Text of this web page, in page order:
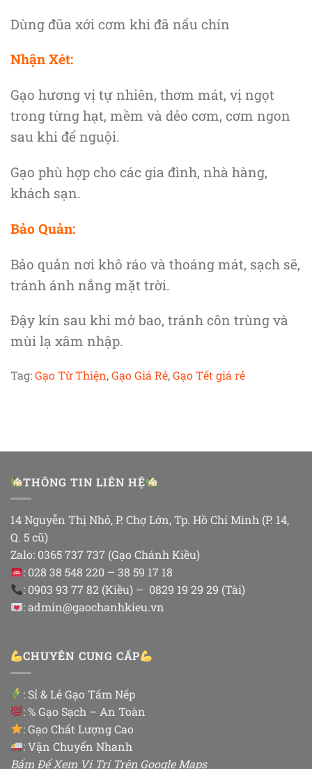
Dùng đũa xới cơm khi đã nấu chín
Nhận Xét:
Gạo hương vị tự nhiên, thơm mát, vị ngọt
trong từng hạt, mềm và dẻo cơm, cơm ngon
sau khi để nguội.
Gạo phù hợp cho các gia đình, nhà hàng,
khách sạn.
Bảo Quản:
Bảo quản nơi khô ráo và thoáng mát, sạch sẽ,
tránh ánh nắng mặt trời.
Đậy kín sau khi mở bao, tránh côn trùng và
mùi lạ xâm nhập.
Tag:Gạo Từ Thiện,Gạo Giá Rẻ,Gạo Tết giá rẻ
THÔNG TIN LIÊN HỆ
14 Nguyễn Thị Nhỏ, P. Chợ Lớn, Tp. Hồ Chí Minh (P. 14,
Q. 5 cũ)
Zalo: 0365 737 737 (Gạo Chánh Kiều)
: 028 38 548 220 – 38 59 17 18
: 0903 93 77 82 (Kiều) – 0829 19 29 29 (Tài)
: admin@gaochanhkieu.vn
CHUYÊN CUNG CẤP
: Sỉ & Lẻ Gạo Tấm Nếp
: % Gạo Sạch – An Toàn
: Gạo Chất Lượng Cao
: Vận Chuyển Nhanh
Bấm Để Xem Vị Trí Trên Google Maps